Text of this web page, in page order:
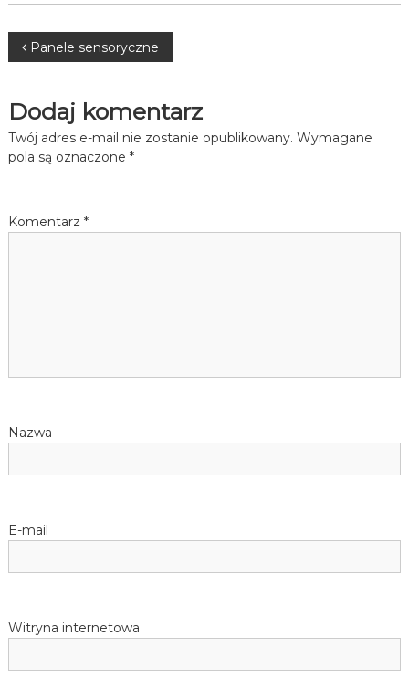
Nawigacja
Panele sensoryczne
Dodaj komentarz
Twój adres e-mail nie zostanie opublikowany. Wymagane
pola są oznaczone *
Komentarz *
Nazwa
E-mail
Witryna internetowa